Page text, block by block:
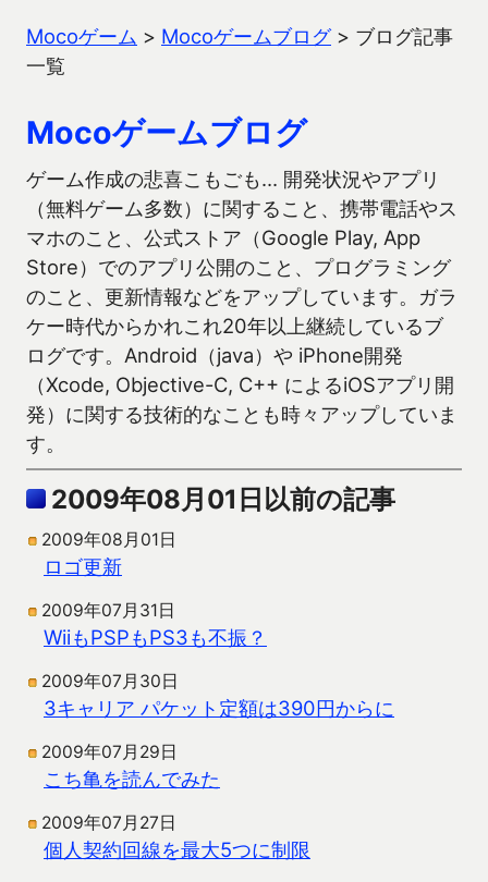
Mocoゲーム > Mocoゲームブログ> ブログ記事
一覧
Mocoゲームブログ
ゲーム作成の悲喜こもごも… 開発状況やアプリ
（無料ゲーム多数）に関すること、携帯電話やス
マホのこと、公式ストア（Google Play, App
Store）でのアプリ公開のこと、プログラミング
のこと、更新情報などをアップしています。ガラ
ケー時代からかれこれ20年以上継続しているブ
ログです。Android（java）や iPhone開発
（Xcode, Objective-C, C++ によるiOSアプリ開
発）に関する技術的なことも時々アップしていま
す。
2009年08月01日以前の記事
2009年08月01日
ロゴ更新
2009年07月31日
WiiもPSPもPS3も不振？
2009年07月30日
3キャリア パケット定額は390円からに
2009年07月29日
こち亀を読んでみた
2009年07月27日
個人契約回線を最大5つに制限